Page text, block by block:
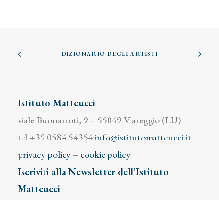
DIZIONARIO DEGLI ARTISTI
Istituto Matteucci
viale Buonarroti, 9 – 55049 Viareggio (LU)
tel +39 0584 54354info@istitutomatteucci.it
privacy policy– cookie policy
Iscriviti alla Newsletter dell’Istituto
Matteucci